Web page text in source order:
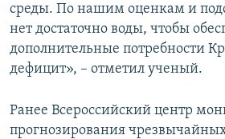
среды. По нашим оценкам и
нет достаточно воды, чтобы
дополнительные потребности
дефицит», – отметил ученый.
Ранее Всероссийский центр
прогнозирования